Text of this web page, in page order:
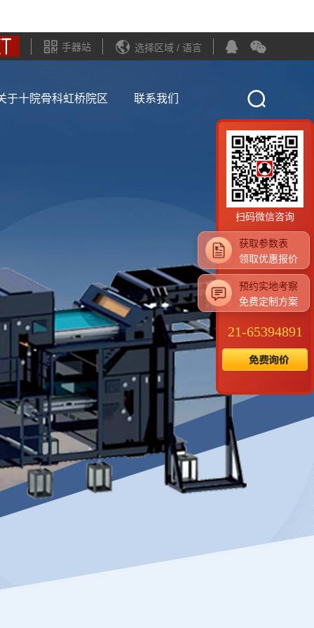
手器站 选择区域 / 语言
于十院骨科虹桥院区 联系我们
扫码微信咨询
获取参数表
领取优惠报价
预约实地考察
免费定制方案
21-65394891